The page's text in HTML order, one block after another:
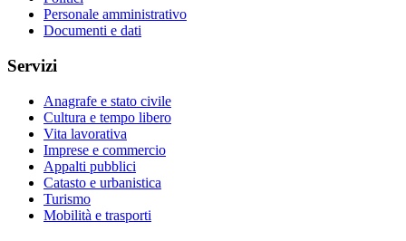
Personale amministrativo
Documenti e dati
Servizi
Anagrafe e stato civile
Cultura e tempo libero
Vita lavorativa
Imprese e commercio
Appalti pubblici
Catasto e urbanistica
Turismo
Mobilità e trasporti